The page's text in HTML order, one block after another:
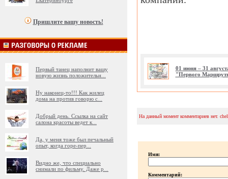
Пришлите вашу новость!
Первый танец наполнит вашу
новую жизнь положительн
Ну наконец-то!!! Как жилец
дома на против говорю с
Добрый день. Ссылка на сайт
салона красоты ведет к
Да, у меня тоже был печальный
опыт, когда горе-пер
Видно же, что специально
снимали по фильму. Даже р
01 июня – 31
"Первого
На данный момент комментариев нет.
Имя:
Комментарий: